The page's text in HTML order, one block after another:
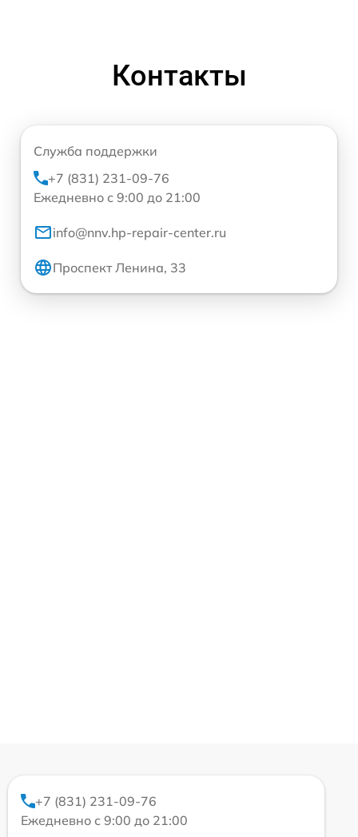
Контакты
Служба поддержки
+7 (831) 231-09-76
Ежедневно с 9:00 до 21:00
info@nnv.hp-repair-center.ru
Проспект Ленина, 33
+7 (831) 231-09-76
Ежедневно с 9:00 до 21:00